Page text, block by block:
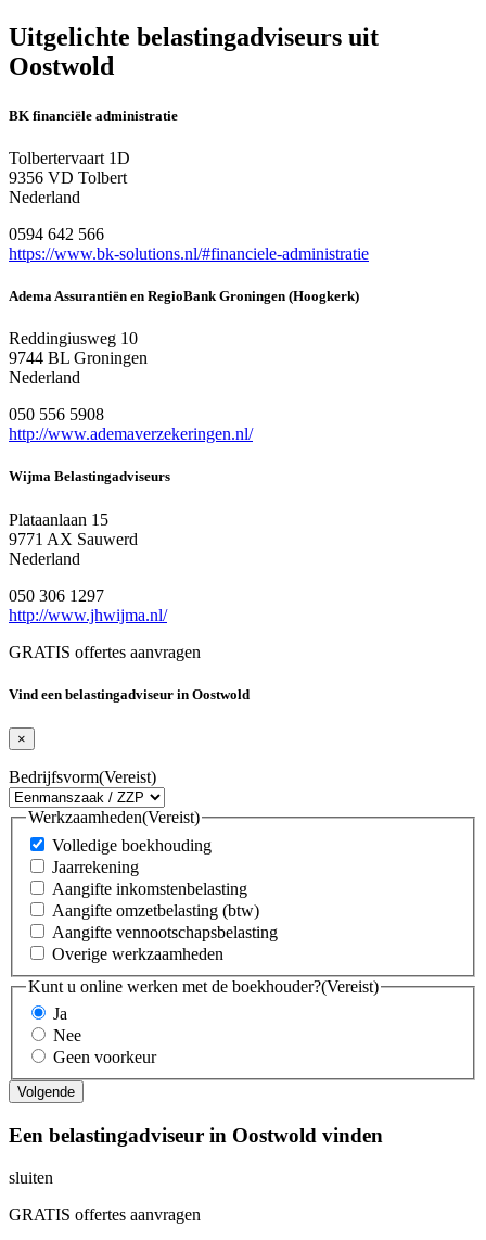
Uitgelichte belastingadviseurs uit
Oostwold
BK financiële administratie
Tolbertervaart 1D
9356 VD Tolbert
Nederland
0594 642 566
https://www.bk-solutions.nl/#financiele-administratie
Adema Assurantiën en RegioBank Groningen (Hoogkerk)
Reddingiusweg 10
9744 BL Groningen
Nederland
050 556 5908
http://www.ademaverzekeringen.nl/
Wijma Belastingadviseurs
Plataanlaan 15
9771 AX Sauwerd
Nederland
050 306 1297
http://www.jhwijma.nl/
GRATIS offertes aanvragen
Vind een belastingadviseur in Oostwold
×
Bedrijfsvorm(Vereist)
Werkzaamheden(Vereist)
Volledige boekhouding
Jaarrekening
Aangifte inkomstenbelasting
Aangifte omzetbelasting (btw)
Aangifte vennootschapsbelasting
Overige werkzaamheden
Kunt u online werken met de boekhouder?(Vereist)
Ja
Nee
Geen voorkeur
Een belastingadviseur in Oostwold vinden
sluiten
GRATIS offertes aanvragen